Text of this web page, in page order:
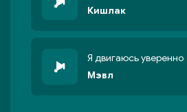
Кишлак
Я двигаюсь уверенно
Мэвл